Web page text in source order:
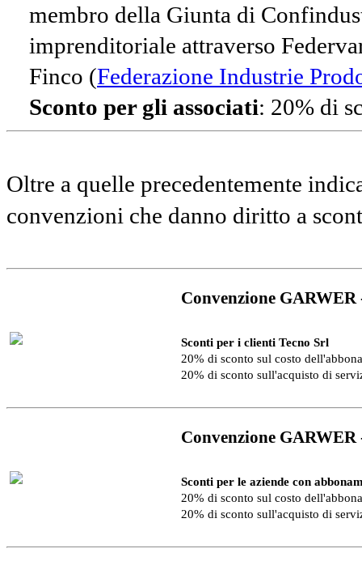
membro della Giunta di
imprenditoriale attraverso
Finco (Federazione Industrie
Sconto per gli associati: 20% di
Oltre a quelle precedentemente
convenzioni che danno diritto a
Convenzione
Sconti per i clienti Tecno Srl
20% di sconto sul costo
20% di sconto sull'acquisto di
Convenzione
Sconti per le aziende con
20% di sconto sul costo
20% di sconto sull'acquisto di